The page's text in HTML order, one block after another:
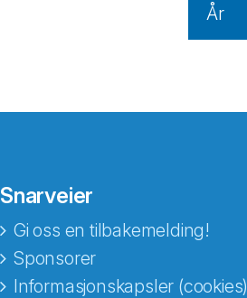
År
Snarveier
Gi oss en tilbakemelding!
Sponsorer
Informasjonskapsler (cookies)